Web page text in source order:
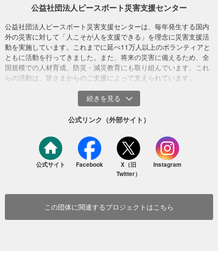
公益社団法人ピースボート災害支援センター
公益社団法人ピースボート災害支援センターは、毎年発生する国内
外の災害に対して「人こそが人を支援できる」を理念に災害支援活
動を実施しています。これまでに延べ11万人以上のボランティアと
ともに活動を行ってきました。また、将来の災害に備えるため、全
国規模での人材育成、防災・減災教育にも取り組んでいます。これ
らの活動は、皆さまからのご支援によって支えられています。
公式リンク（外部サイト）
公式サイト Facebook
X（旧
Twitter）
Instagram
この団体に関連するプロジェクトはこちら